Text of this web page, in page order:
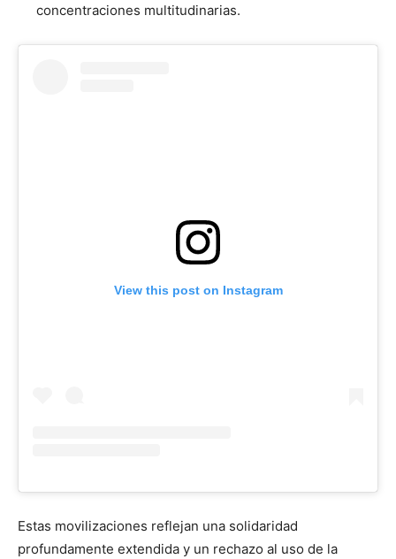
concentraciones multitudinarias.
View this post on Instagram
Estas movilizaciones reflejan una solidaridad
profundamente extendida y un rechazo al uso de la